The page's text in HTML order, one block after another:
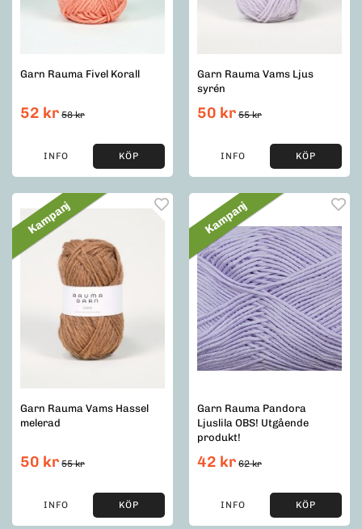
Garn Rauma Fivel Korall
52 kr 58 kr
INFO KÖP
Garn Rauma Vams Ljus
syrén
50 kr 55 kr
INFO KÖP
Kampanj
Garn Rauma Vams Hassel
melerad
50 kr 55 kr
INFO KÖP
Kampanj
Garn Rauma Pandora
Ljuslila OBS! Utgående
produkt!
42 kr 62 kr
INFO KÖP